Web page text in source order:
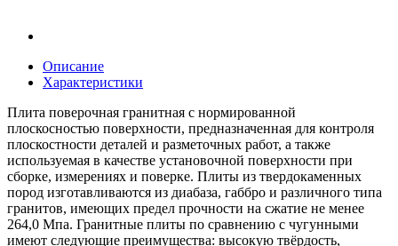
Описание
Характеристики
Плита поверочная гранитная с нормированной
плоскосностью поверхности, предназначенная для контроля
плоскостности деталей и разметочных работ, а также
используемая в качестве установочной поверхности при
сборке, измерениях и поверке. Плиты из твердокаменных
пород изготавливаются из диабаза, габбро и различного типа
гранитов, имеющих предел прочности на сжатие не менее
264,0 Мпа. Гранитные плиты по сравнению с чугунными
имеют следующие преимущества: высокую твёрдость,